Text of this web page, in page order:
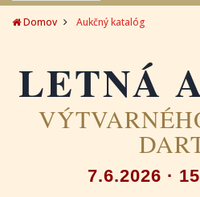
Domov Aukčný katalóg
LETNÁ
7.6.2026 ·